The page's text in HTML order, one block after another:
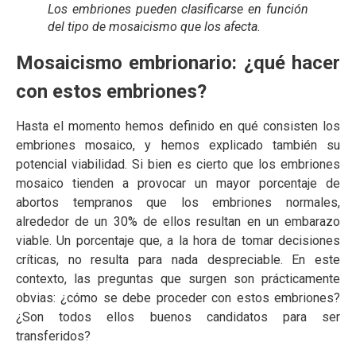
Los embriones pueden clasificarse en función
del tipo de mosaicismo que los afecta.
Mosaicismo embrionario: ¿qué hacer
con estos embriones?
Hasta el momento hemos definido en qué consisten los
embriones mosaico, y hemos explicado también su
potencial viabilidad. Si bien es cierto que los embriones
mosaico tienden a provocar un mayor porcentaje de
abortos tempranos que los embriones normales,
alrededor de un 30% de ellos resultan en un embarazo
viable. Un porcentaje que, a la hora de tomar decisiones
críticas, no resulta para nada despreciable. En este
contexto, las preguntas que surgen son prácticamente
obvias: ¿cómo se debe proceder con estos embriones?
¿Son todos ellos buenos candidatos para ser
transferidos?